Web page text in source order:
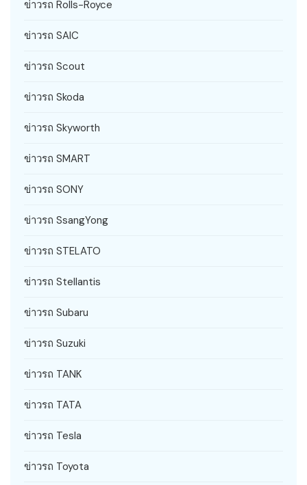
ข่าวรถ Rolls-Royce
ข่าวรถ SAIC
ข่าวรถ Scout
ข่าวรถ Skoda
ข่าวรถ Skyworth
ข่าวรถ SMART
ข่าวรถ SONY
ข่าวรถ SsangYong
ข่าวรถ STELATO
ข่าวรถ Stellantis
ข่าวรถ Subaru
ข่าวรถ Suzuki
ข่าวรถ TANK
ข่าวรถ TATA
ข่าวรถ Tesla
ข่าวรถ Toyota